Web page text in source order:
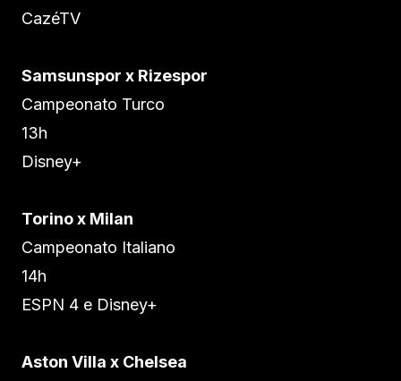
CazéTV
Samsunspor x Rizespor
Campeonato Turco
13h
Disney+
Torino x Milan
Campeonato Italiano
14h
ESPN 4 e Disney+
Aston Villa x Chelsea